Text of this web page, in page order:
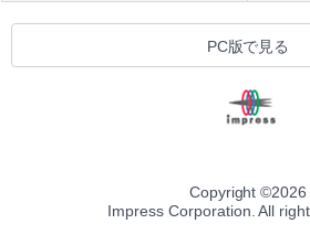
PC版で見る
Copyright ©2026
Impress Corporation. All